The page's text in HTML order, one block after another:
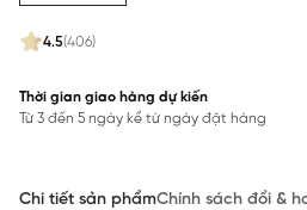
4.5(406)
Thời gian giao hàng dự kiến
Từ 3 đến 5 ngày kể từ ngày đặt hàng
Chi tiết sản phẩmChính sách đổi &